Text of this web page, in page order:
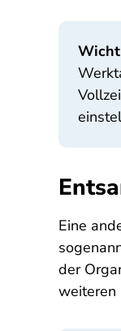
Eine
der
weiteren